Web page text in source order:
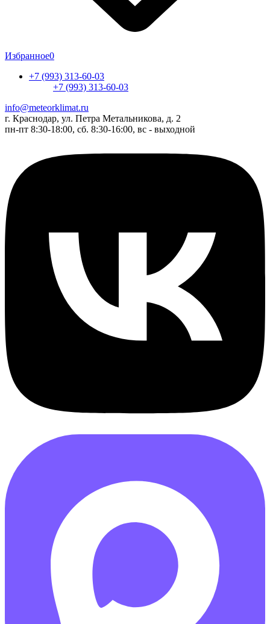
Избранное0
+7 (993) 313-60-03
+7 (993) 313-60-03
info@meteorklimat.ru
г. Краснодар, ул. Петра Метальникова, д. 2
пн-пт 8:30-18:00, сб. 8:30-16:00, вс - выходной